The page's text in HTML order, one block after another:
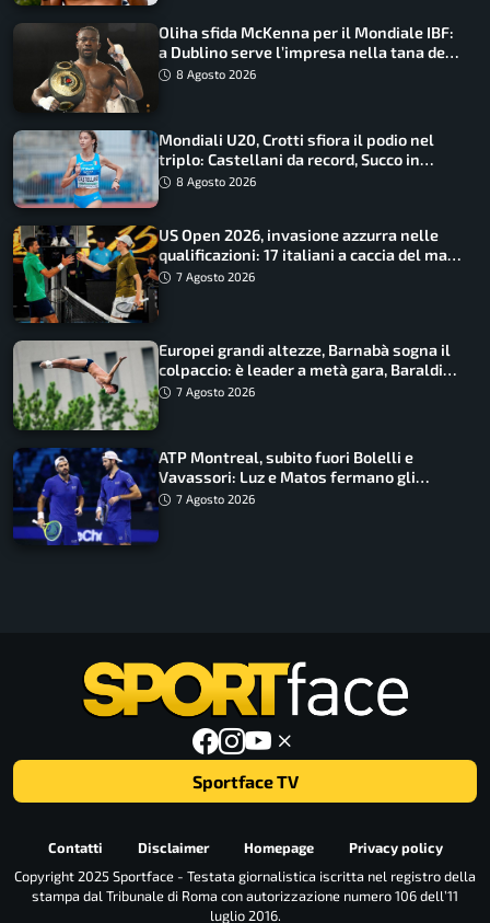
Oliha sfida McKenna per il Mondiale IBF:
a Dublino serve l’impresa nella tana del
lupo8 Agosto 2026
Mondiali U20, Crotti sfiora il podio nel
triplo: Castellani da record, Succo in
finale
8 Agosto 2026
US Open 2026, invasione azzurra nelle
qualificazioni: 17 italiani a caccia del main
draw7 Agosto 2026
Europei grandi altezze, Barnabà sogna il
colpaccio: è leader a metà gara, Baraldi
ancora in corsa
7 Agosto 2026
ATP Montreal, subito fuori Bolelli e
Vavassori: Luz e Matos fermano gli
azzurri
7 Agosto 2026
Sportface TV
Contatti Disclaimer Homepage
Privacy policy
Copyright 2025 Sportface - Testata giornalistica iscritta nel registro della
stampa dal Tribunale di Roma con autorizzazione numero 106 dell’11
luglio 2016.